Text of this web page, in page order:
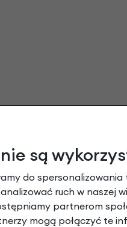
są
do
ruch w naszej
partnerom
mogą połączyć te